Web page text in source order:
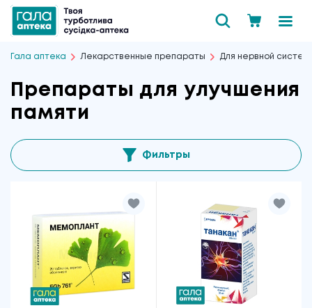
Гала аптека Лекарственные препараты Для нервной
Препараты для улучшения
памяти
Фильтры